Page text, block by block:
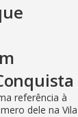
referência à
dele na Vila